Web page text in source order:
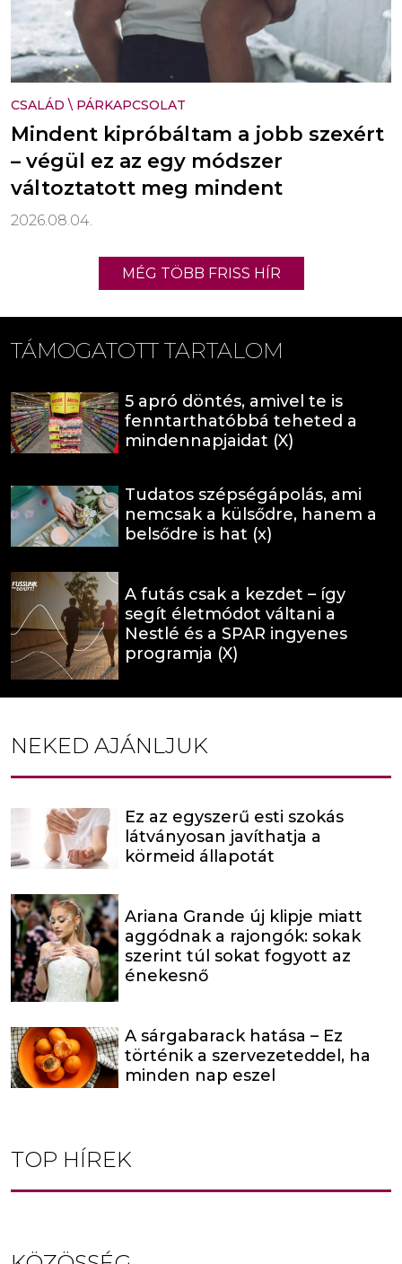
CSALÁD \ PÁRKAPCSOLAT
Mindent kipróbáltam a jobb szexért
– végül ez az egy módszer
változtatott meg mindent
2026.08.04.
MÉG TÖBB FRISS HÍR
TÁMOGATOTT TARTALOM
5 apró döntés, amivel te is
fenntarthatóbbá teheted a
mindennapjaidat (X)
Tudatos szépségápolás, ami
nemcsak a külsődre, hanem a
belsődre is hat (x)
A futás csak a kezdet – így
segít életmódot váltani a
Nestlé és a SPAR ingyenes
programja (X)
NEKED AJÁNLJUK
Ez az egyszerű esti szokás
látványosan javíthatja a
körmeid állapotát
Ariana Grande új klipje miatt
aggódnak a rajongók: sokak
szerint túl sokat fogyott az
énekesnő
A sárgabarack hatása – Ez
történik a szervezeteddel, ha
minden nap eszel
TOP HÍREK